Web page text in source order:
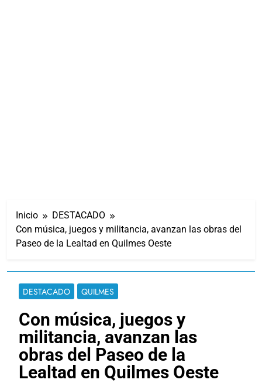
Inicio
DESTACADO
Con música, juegos y militancia, avanzan las obras del
Paseo de la Lealtad en Quilmes Oeste
DESTACADO QUILMES
Con música, juegos y
militancia, avanzan las
obras del Paseo de la
Lealtad en Quilmes Oeste